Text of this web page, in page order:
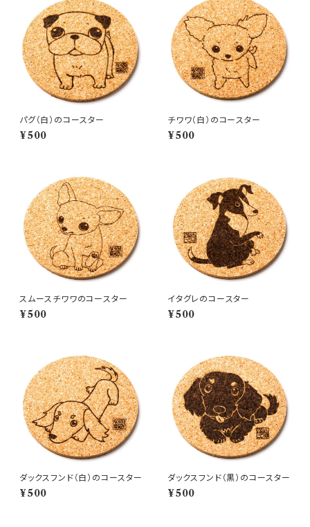
パグ（白）のコースター
¥500
チワワ（白）のコースター
¥500
スムースチワワのコースター
¥500
イタグレのコースター
¥500
ダックスフンド（白）のコースター
¥500
ダックスフンド（黒）のコースター
¥500